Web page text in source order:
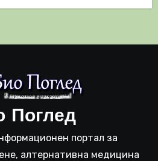
Поглед
портал за
алтернативна медицина